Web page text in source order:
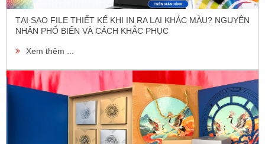
TẠI SAO FILE THIẾT KẾ KHI IN RA LẠI KHÁC MÀU? NGUYÊN
NHÂN PHỔ BIẾN VÀ CÁCH KHẮC PHỤC
Xem thêm ...